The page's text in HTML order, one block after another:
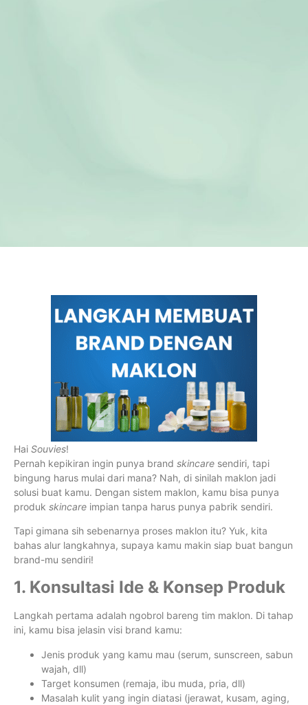
Hai Souvies!
Pernah kepikiran ingin punya brand skincare sendiri, tapi
bingung harus mulai dari mana? Nah, di sinilah maklon jadi
solusi buat kamu. Dengan sistem maklon, kamu bisa punya
produk skincare impian tanpa harus punya pabrik sendiri.
Tapi gimana sih sebenarnya proses maklon itu? Yuk, kita
bahas alur langkahnya, supaya kamu makin siap buat bangun
brand-mu sendiri!
1. Konsultasi Ide & Konsep Produk
Langkah pertama adalah ngobrol bareng tim maklon. Di tahap
ini, kamu bisa jelasin visi brand kamu:
Jenis produk yang kamu mau (serum, sunscreen, sabun
wajah, dll)
Target konsumen (remaja, ibu muda, pria, dll)
Masalah kulit yang ingin diatasi (jerawat, kusam, aging,